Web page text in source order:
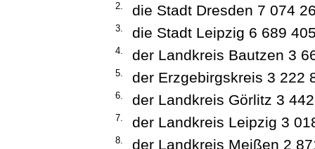
2. die Stadt Dresden 7 074
3. die Stadt Leipzig 6 689
4. der Landkreis Bautzen 3
5. der Erzgebirgskreis 3 222
6. der Landkreis Görlitz 3
7. der Landkreis Leipzig 3
8. der Landkreis Meißen 2